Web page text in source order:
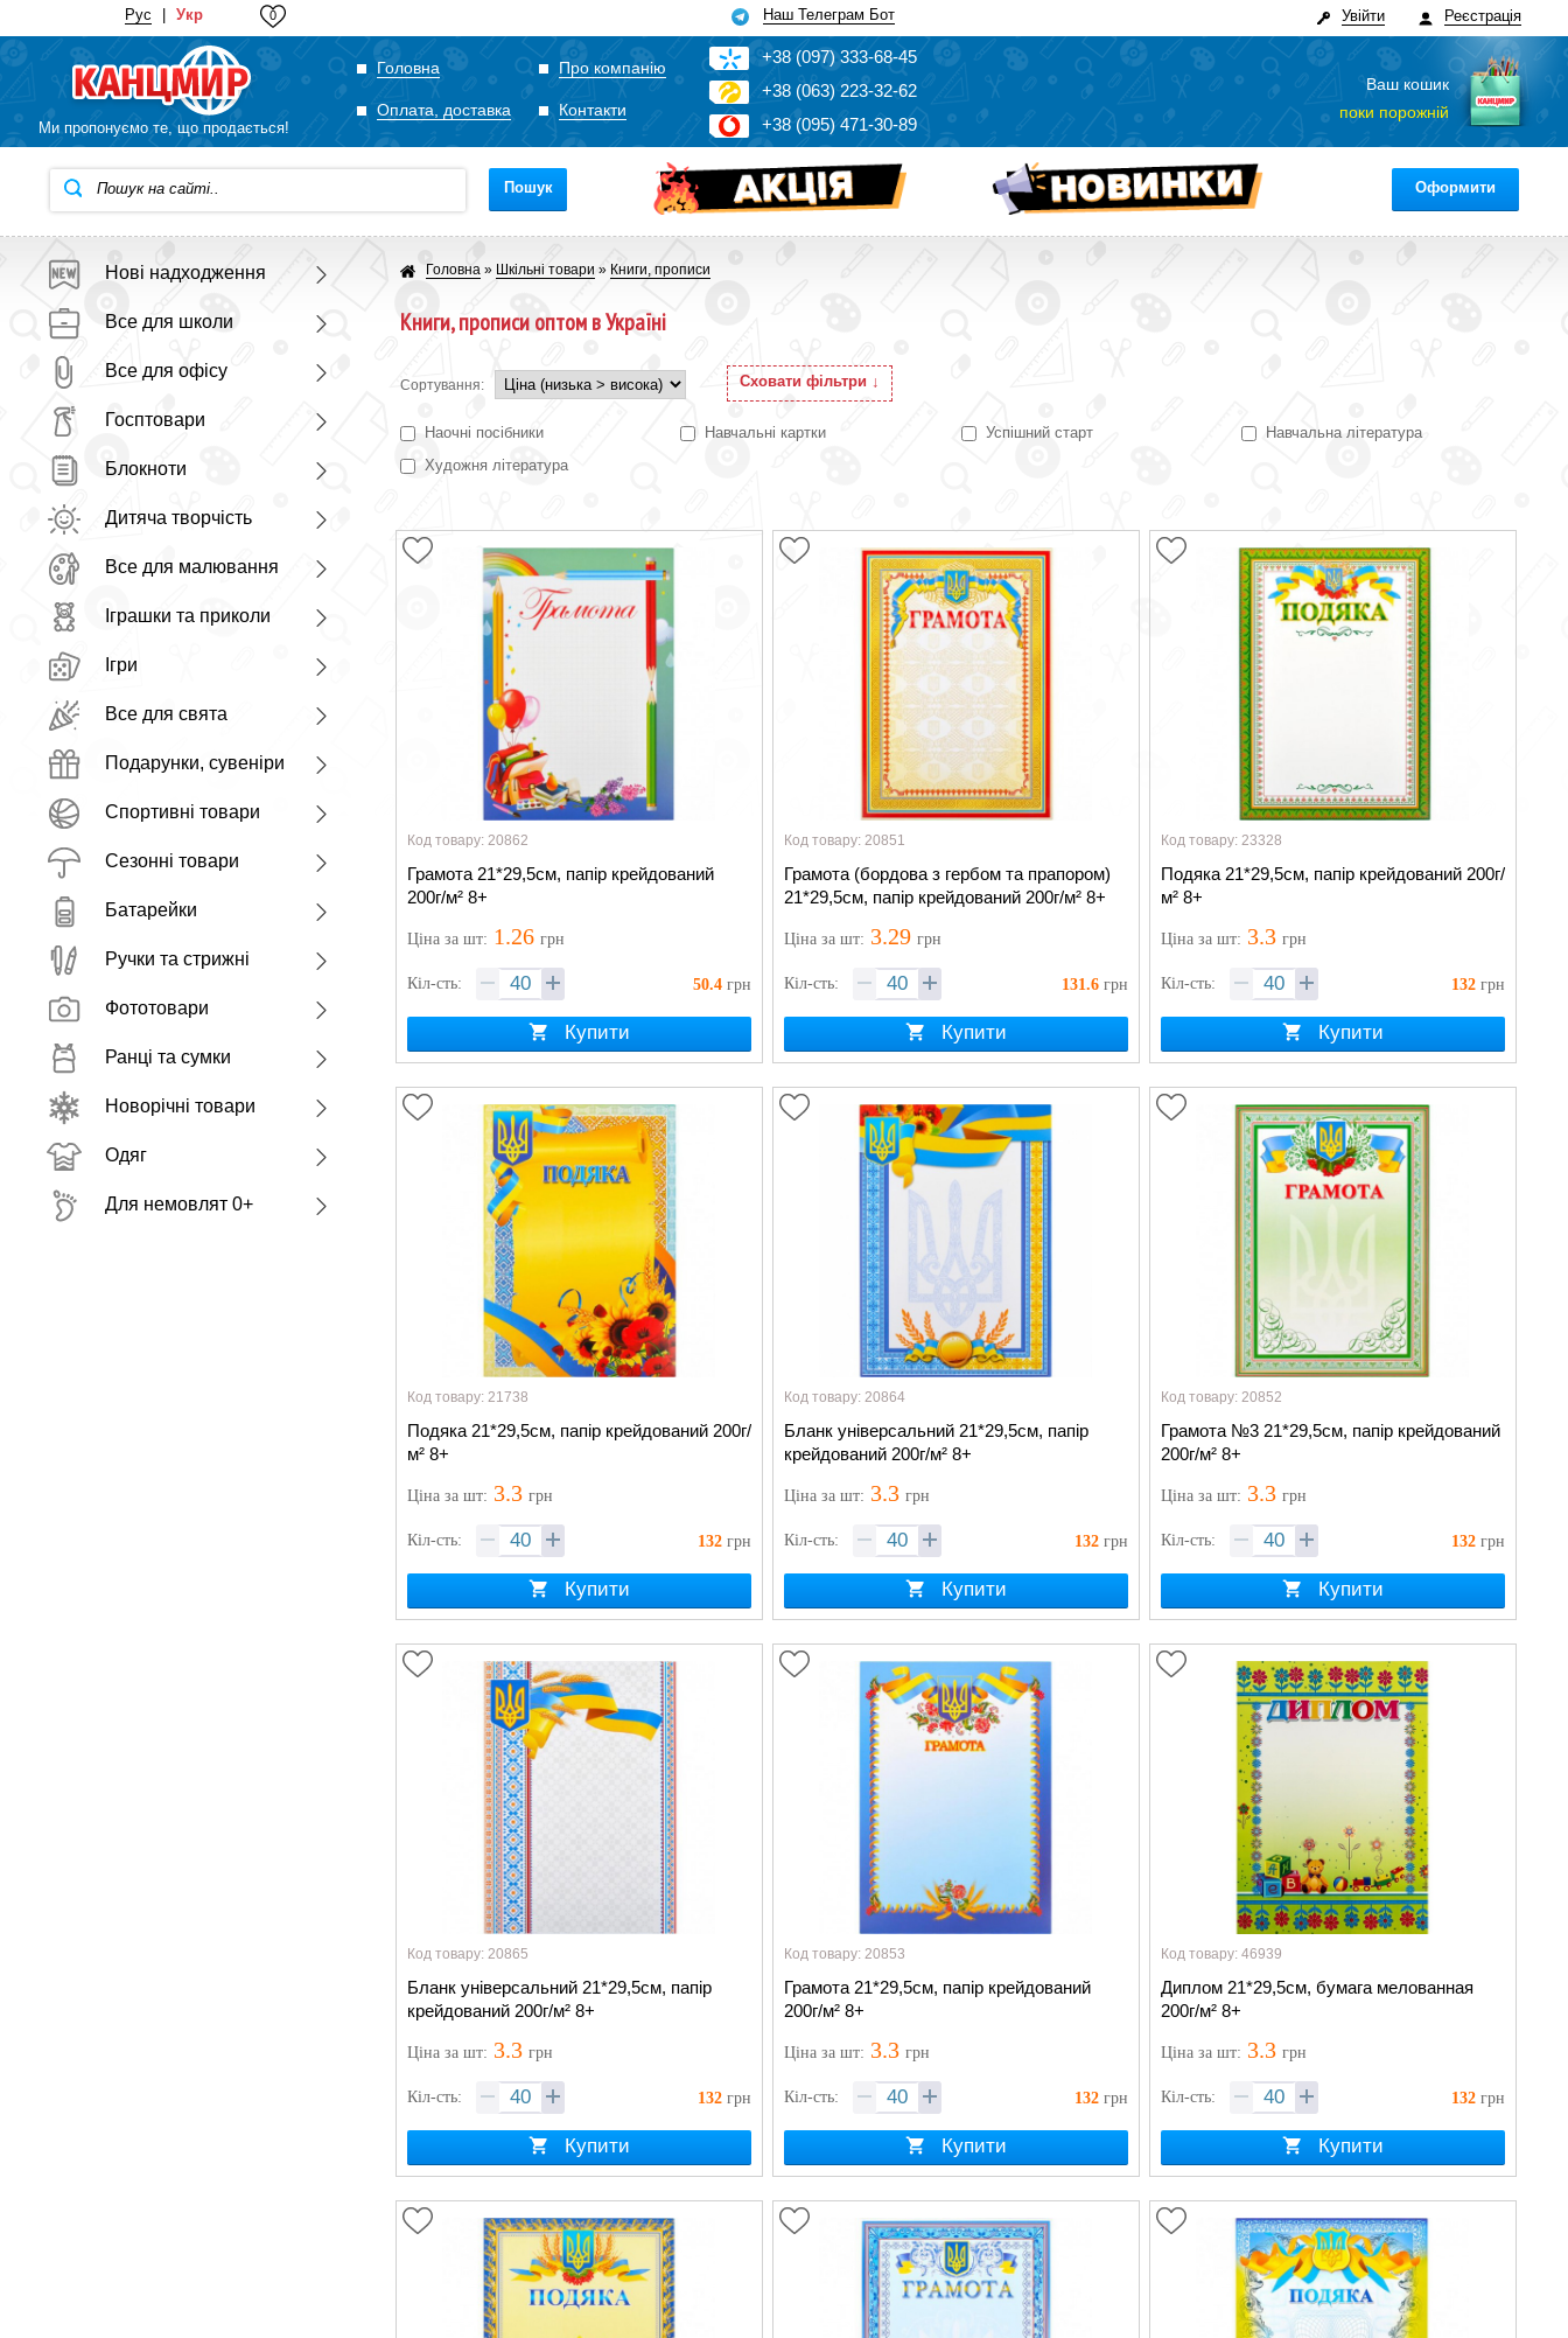
Рус Укр 0 Наш Телеграм Бот Реєстрація
Увійти
Ми пропонуємо те, що продається!
Головна Про компанію
Оплата, доставка Контакти
+38 (097)333-68-45
+38 (063) 223-32-62
+38 (095) 471-30-89
Ваш кошик
поки порожній
Пошук Оформити
Нові надходження
Все для школи
Все для офісу
Госптовари
Блокноти
Дитяча творчість
Все для малювання
Іграшки та приколи
Ігри
Все для свята
Подарунки, сувеніри
Спортивні товари
Сезонні товари
Батарейки
Ручки та стрижні
Фототовари
Ранці та сумки
Новорічні товари
Одяг
Для немовлят 0+
Головна » Шкільні товари » Книги, прописи
Книги, прописи оптом в Україні
Сортування: Сховати фільтри ↓
Наочні посібники Навчальні картки Успішний старт
Навчальна література
Художня література
Код товару: 20862
Грамота 21*29,5см, папір крейдований
200г/м² 8+
Ціна за шт: 1.26 грн
Кіл-сть: 50.4 грн
Купити
Код товару: 20851
Грамота (бордова з гербом та прапором)
21*29,5см, папір крейдований 200г/м² 8+
Ціназа шт: 3.29 грн
Кіл-сть: 131.6 грн
Купити
Код товару: 23328
Подяка 21*29,5см, папір крейдований 200г/
м² 8+
Ціназа шт: 3.3 грн
Кіл-сть: 132 грн
Купити
Код товару: 21738
Подяка 21*29,5см, папір крейдований 200г/
м² 8+
Ціна за шт: 3.3 грн
Кіл-сть: 132 грн
Купити
Код товару: 20864
Бланк універсальний 21*29,5см, папір
крейдований 200г/м² 8+
Ціназа шт: 3.3 грн
Кіл-сть: 132 грн
Купити
Код товару: 20852
Грамота №3 21*29,5см, папір крейдований
200г/м² 8+
Ціназа шт: 3.3 грн
Кіл-сть: 132 грн
Купити
Код товару: 20865
Бланк універсальний 21*29,5см, папір
крейдований 200г/м² 8+
Ціна за шт: 3.3 грн
Кіл-сть: 132 грн
Купити
Код товару: 20853
Грамота 21*29,5см, папір крейдований
200г/м² 8+
Ціназа шт: 3.3 грн
Кіл-сть: 132 грн
Купити
Код товару: 46939
Диплом 21*29,5см, бумага мелованная
200г/м² 8+
Ціназа шт: 3.3 грн
Кіл-сть: 132 грн
Купити